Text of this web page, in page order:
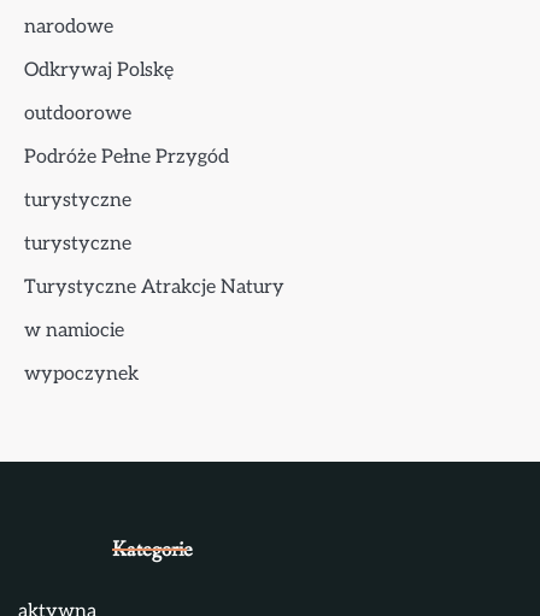
narodowe
Odkrywaj Polskę
outdoorowe
Podróże Pełne Przygód
turystyczne
turystyczne
Turystyczne Atrakcje Natury
w namiocie
wypoczynek
Kategorie
aktywna